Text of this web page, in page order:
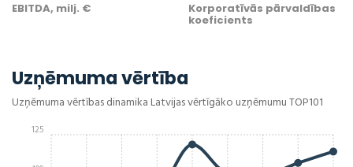
EBITDA, milj. € Korporatīvās pārvaldības
koeficients
Uzņēmuma vērtība
Uzņēmuma vērtības dinamika Latvijas vērtīgāko uzņēmumu TOP101
125